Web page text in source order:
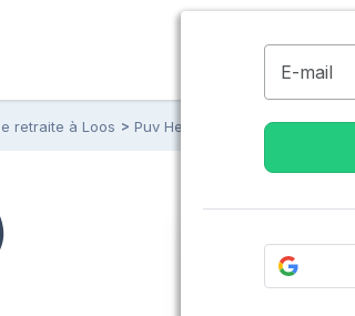
retraite à Loos Puv Henri Salengro
Cap Retraite
E-mail